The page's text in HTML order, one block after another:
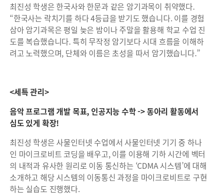
최진성 학생은 한국사와 한문과 같은 암기과목이 취약했다.
“한국사는 락치기를 하다 4등급을 받기도 했습니다. 이를 경험
삼아 암기과목은 평일 늦은 밤이나 주말을 활용해 학교 수업 진
도를 복습했습니다. 특히 무작정 암기보다 시대 흐름을 이해하
려고 노력했으며, 단체와 이름은 초성을 따서 암기했습니다.”
<세특 관리>
음악 프로그램 개발 목표, 인공지능 수학 -> 동아리 활동에서
심도 있게 확장!
최진성 학생은 사물인터넷 수업에서 사물인터넷 기기 중 하나
인 마이크로비트 코딩을 배우고, 이를 이용해 기하 시간에 벡터
의 내적과 유사한 원리로 이동 통신하는 ‘CDMA 시스템’에 대해
소개하고 해당 시스템의 이동통신 과정을 마이크로비트로 구현
하는 실습도 진행했다.